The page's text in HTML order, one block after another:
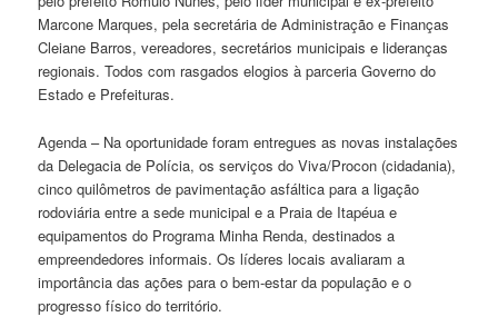
Marcone Marques, pela secretária de Administração e Finanças
Cleiane Barros, vereadores, secretários municipais e lideranças
regionais. Todos com rasgados elogios à parceria Governo do
Estado e Prefeituras.
Agenda – Na oportunidade foram entregues as novas instalações
da Delegacia de Polícia, os serviços do Viva/Procon (cidadania),
cinco quilômetros de pavimentação asfáltica para a ligação
rodoviária entre a sede municipal e a Praia de Itapéua e
equipamentos do Programa Minha Renda, destinados a
empreendedores informais. Os líderes locais avaliaram a
importância das ações para o bem-estar da população e o
progresso físico do território.